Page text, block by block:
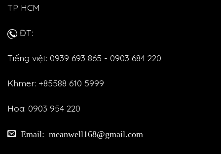
TP HCM
ĐT:
Tiếng việt: 0939 693 865 - 0903 684 220
Khmer: +85588 610 5999
Hoa: 0903 954 220
Email: meanwell168@gmail.com